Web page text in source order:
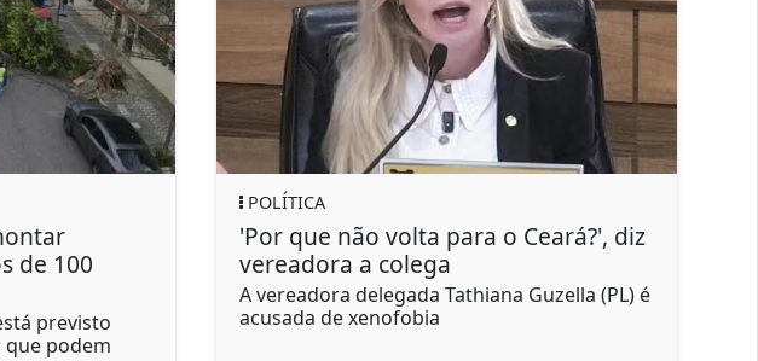
'Por que não volta para o Ceará?', diz
vereadora a colega
A vereadora delegada Tathiana Guzella (PL) é
acusada de xenofobia
Polícia Civil
Porções de cocaína,